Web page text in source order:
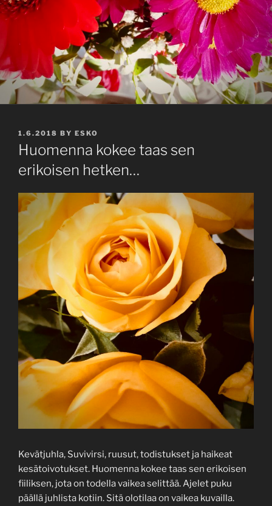
POSTED
ON
1.6.2018 BY ESKO
Huomenna kokee taas sen
erikoisen hetken…
Kevätjuhla, Suvivirsi, ruusut, todistukset ja haikeat
kesätoivotukset. Huomenna kokee taas sen erikoisen
fiiliksen, jota on todella vaikea selittää. Ajelet puku
päällä juhlista kotiin. Sitä olotilaa on vaikea kuvailla.